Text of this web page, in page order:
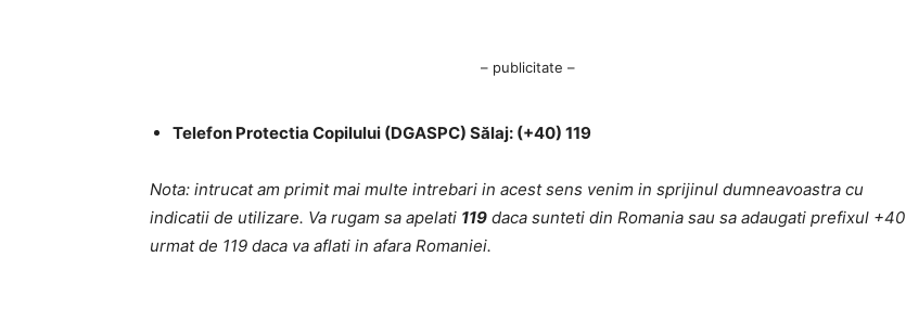
– publicitate –
Telefon Protectia Copilului (DGASPC) Sălaj: (+40) 119
Nota: intrucat am primit mai multe intrebari in acest sens venim in sprijinul dumneavoastra cu
indicatii de utilizare. Va rugam sa apelati 119 daca sunteti din Romania sau sa adaugati prefixul +40
urmat de 119 daca va aflati in afara Romaniei.